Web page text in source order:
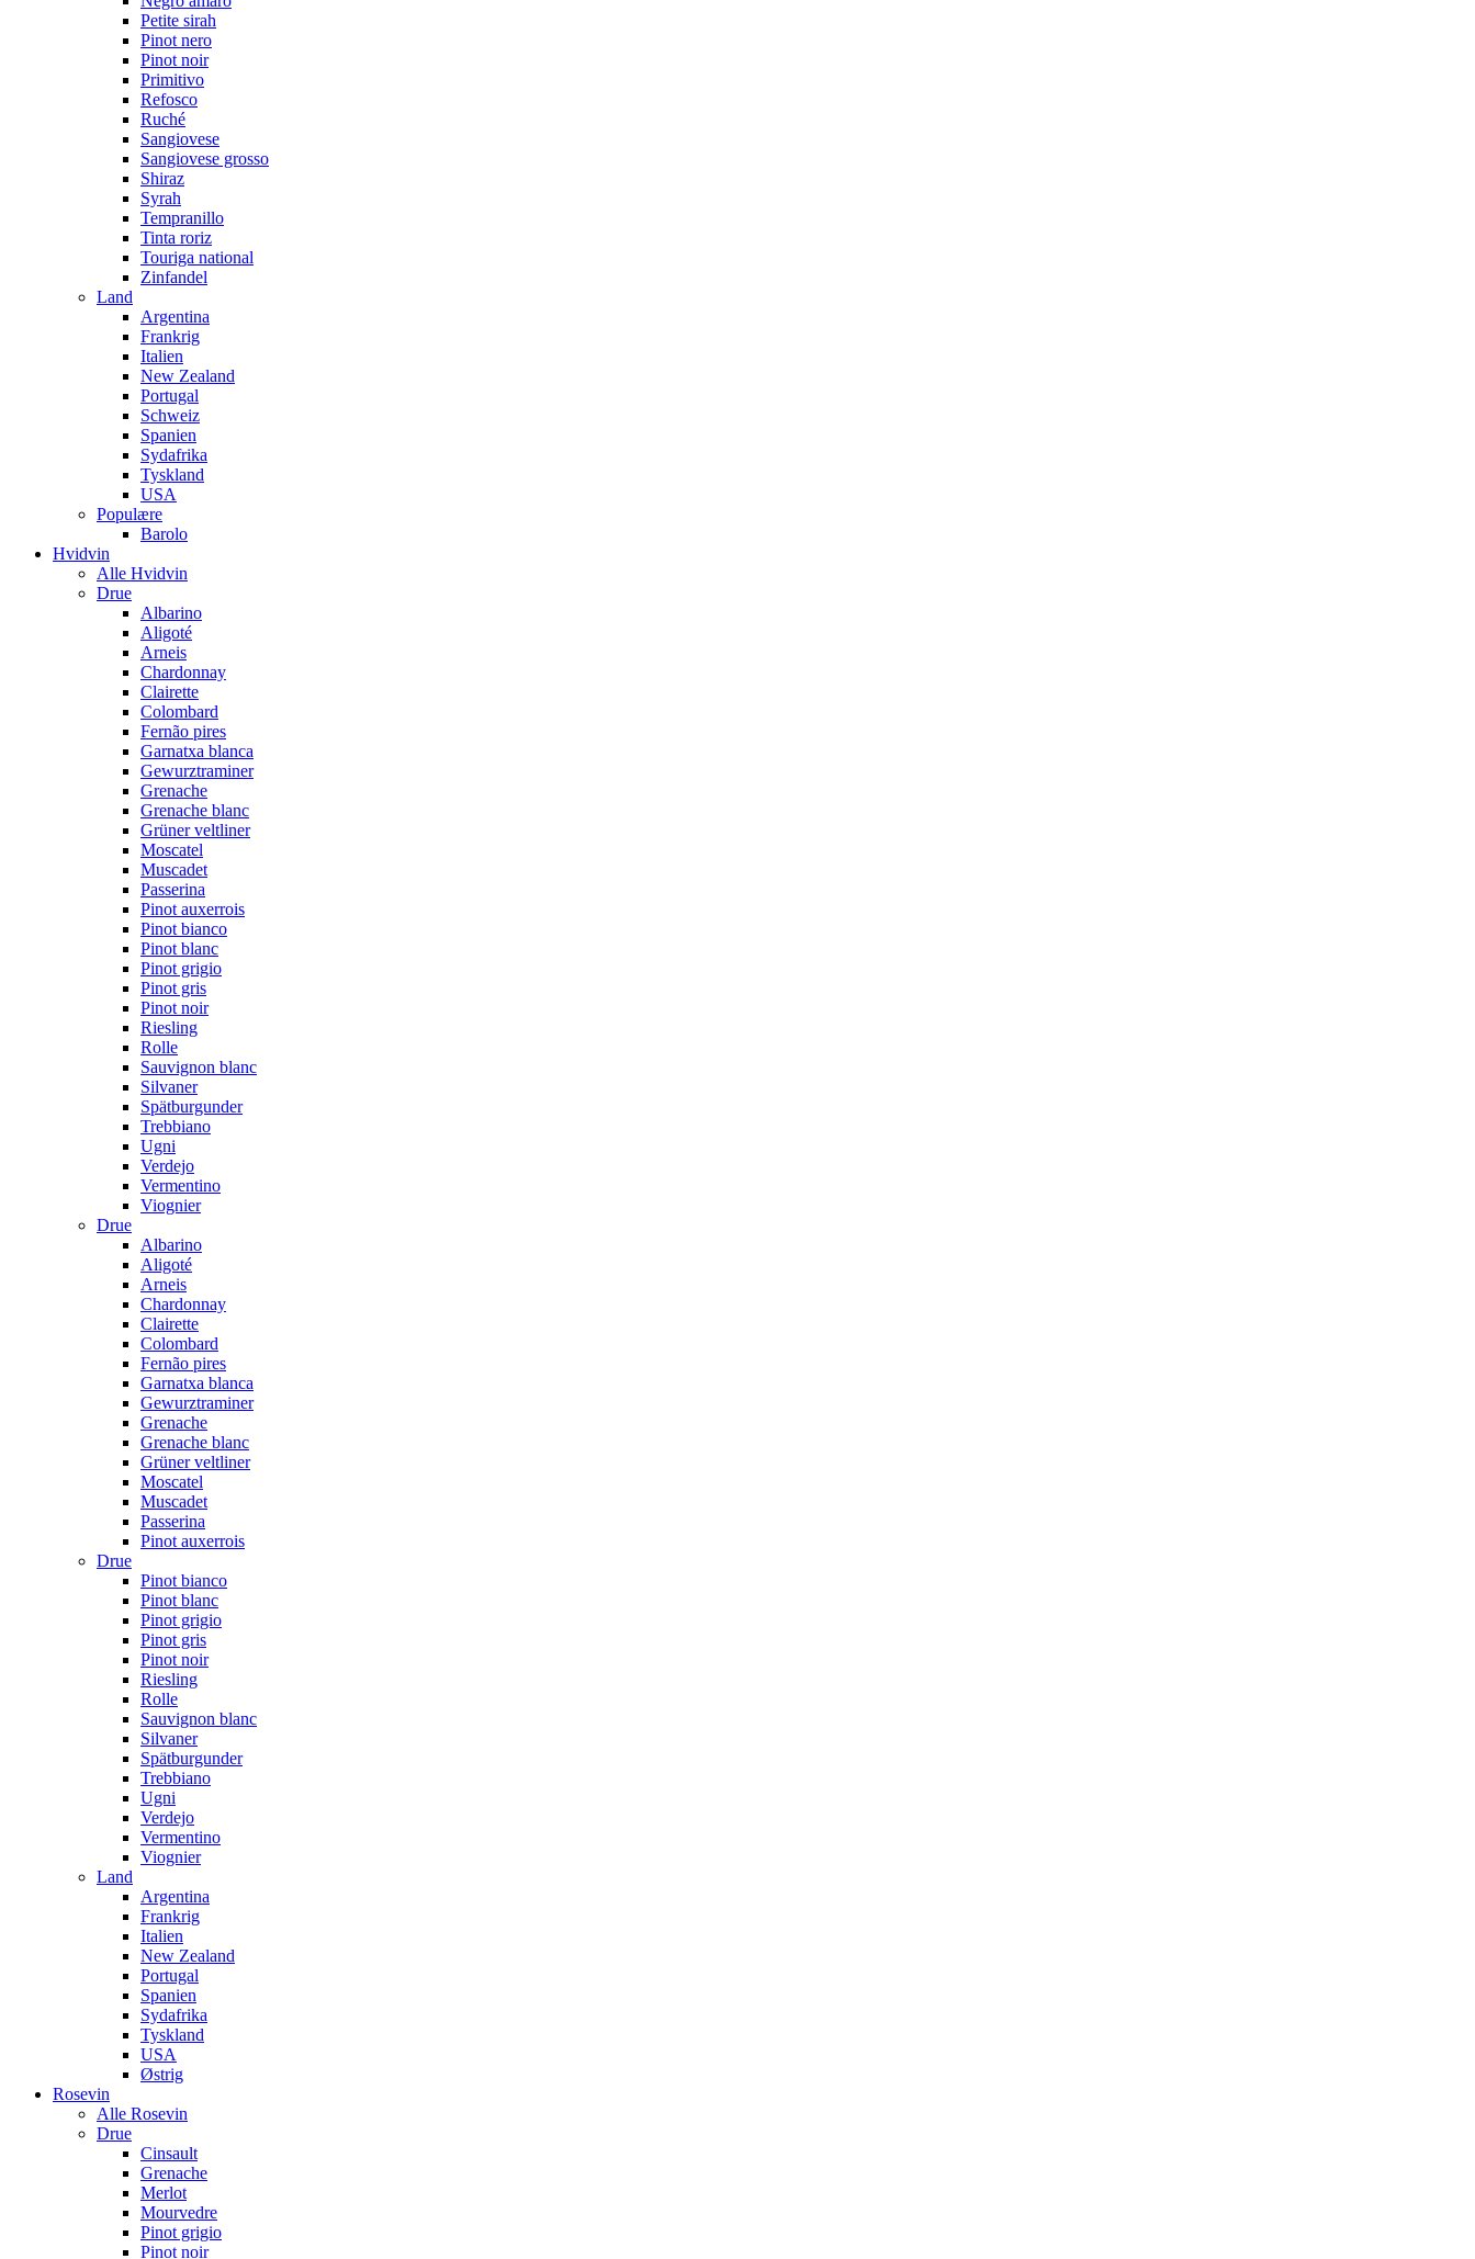
Petite sirah
Pinot nero
Pinot noir
Primitivo
Refosco
Ruché
Sangiovese
Sangiovese grosso
Shiraz
Syrah
Tempranillo
Tinta roriz
Touriga national
Zinfandel
Land
Argentina
Frankrig
Italien
New Zealand
Portugal
Schweiz
Spanien
Sydafrika
Tyskland
USA
Populære
Barolo
Hvidvin
Alle Hvidvin
Drue
Albarino
Aligoté
Arneis
Chardonnay
Clairette
Colombard
Fernão pires
Garnatxa blanca
Gewurztraminer
Grenache
Grenache blanc
Grüner veltliner
Moscatel
Muscadet
Passerina
Pinot auxerrois
Pinot bianco
Pinot blanc
Pinot grigio
Pinot gris
Pinot noir
Riesling
Rolle
Sauvignon blanc
Silvaner
Spätburgunder
Trebbiano
Ugni
Verdejo
Vermentino
Viognier
Drue
Albarino
Aligoté
Arneis
Chardonnay
Clairette
Colombard
Fernão pires
Garnatxa blanca
Gewurztraminer
Grenache
Grenache blanc
Grüner veltliner
Moscatel
Muscadet
Passerina
Pinot auxerrois
Drue
Pinot bianco
Pinot blanc
Pinot grigio
Pinot gris
Pinot noir
Riesling
Rolle
Sauvignon blanc
Silvaner
Spätburgunder
Trebbiano
Ugni
Verdejo
Vermentino
Viognier
Land
Argentina
Frankrig
Italien
New Zealand
Portugal
Spanien
Sydafrika
Tyskland
USA
Østrig
Rosevin
Alle Rosevin
Drue
Cinsault
Grenache
Merlot
Mourvedre
Pinot grigio
Pinot noir